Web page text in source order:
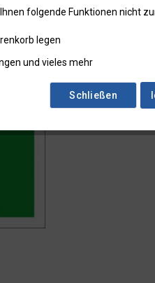
folgende Funktionen nicht
legen
und vieles mehr
Schließen